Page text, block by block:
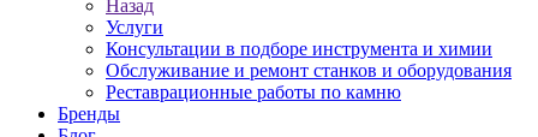
Назад
Услуги
Консультации в подборе инструмента и химии
Обслуживание и ремонт станков и оборудования
Реставрационные работы по камню
Бренды